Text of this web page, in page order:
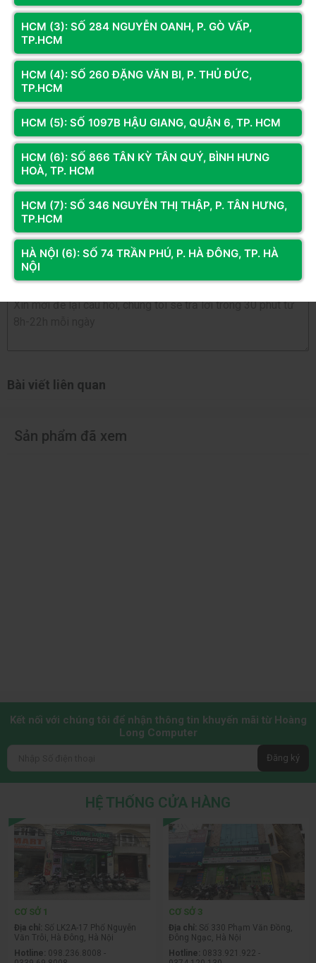
Hỗ trợ OS:
Windows 11 64bit. Linux
ANTEN
0đánh giá & nhận xét
5 sao
4 sao
3 sao
2 sao
1 sao
Bạn đã dùng sản phẩm này?
Gửi đánh giá của bạn
Hỏi và đáp (0 bình luận)
Bài viết liên quan
Sản phẩm đã xem
Kết nối với chúng tôi để nhận thông tin khuyến mãi từ Hoàng
Long Computer
Đăng ký
HỆ THỐNG CỬA HÀNG
CƠ SỞ 1
Địa chỉ: Số LK2A-17 Phố Nguyễn
Văn Trỗi, Hà Đông, Hà Nội
Hotline: 098.236.8008 -
CƠ SỞ 3
Địa chỉ: Số 330 Phạm Văn Đồng,
Đông Ngạc, Hà Nội
Hotline: 0833.921.922 -
HCM (3): SỐ 284 NGUYỄN OANH, P. GÒ VẤP,
TP.HCM
HCM (4): SỐ 260 ĐẶNG VĂN BI, P. THỦ ĐỨC,
TP.HCM
HCM (5): SỐ 1097B HẬU GIANG, QUẬN 6, TP. HCM
HCM (6): SỐ 866 TÂN KỲ TÂN QUÝ, BÌNH HƯNG
HOÀ, TP. HCM
HCM (7): SỐ 346 NGUYỄN THỊ THẬP, P. TÂN HƯNG,
TP.HCM
HÀ NỘI (6): SỐ 74 TRẦN PHÚ, P. HÀ ĐÔNG, TP. HÀ
NỘI